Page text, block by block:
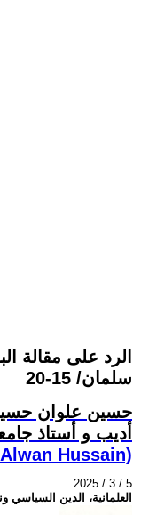
الرد على مقالة
سلمان/ 15-20
حسين علوان
أديب و أستاذ
Hussain)
2025 / 3 / 5
العلمانية، الدين السياسي